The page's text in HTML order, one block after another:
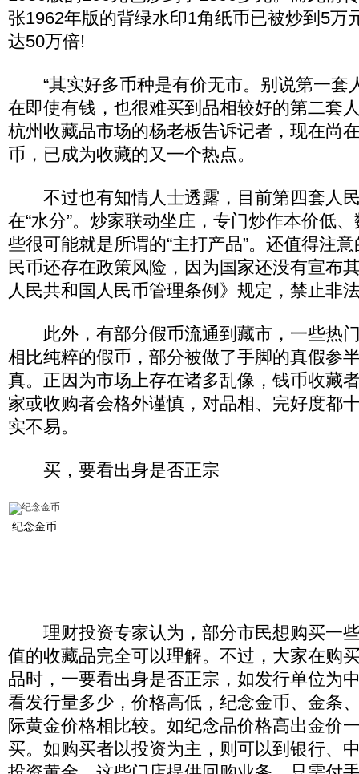
张1962年版的背绿水印1角纸币已被炒到5万
达50万倍!
“其实好多币种是有价无市。别说第一套
在即使有钱，也很难买到品相较好的第二套
杭州收藏品市场的杨老板告诉记者，现在尚
币，已成为收藏的又一个热点。
不过也有知情人士透露，目前第四套人
在“水分”。炒家联动坐庄，专门炒作本价低
些很可能就是所谓的“主打产品”。还值得注
民币还存在政策风险，因为国家还没有宣布
人民共和国人民币管理条例》规定，禁止非
此外，有部分假币流通到藏市，一些热
相比纯粹的假币，部分被做了手脚的真假参
真。正因为市场上存在诸多乱像，钱币收藏
家或收购者会格外谨慎，对品相、完好度都
实不易。
买，要看出身是否正宗
纪念金币
理财投资专家认为，部分市民想购买一
值的收藏品完全可以理解。不过，大家在购
品时，一要看出身是否正宗，如发行单位为
看发行量多少，价格高低，纪念金币、金条
际黄金价格相比较。如纪念品价格高出金价
买。如购买者以投资为主，则可以到银行、